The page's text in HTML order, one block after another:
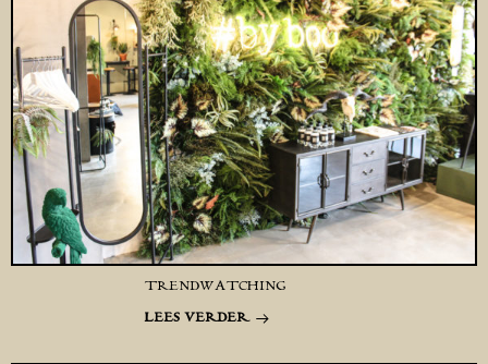
TRENDWATCHING
LEES VERDER